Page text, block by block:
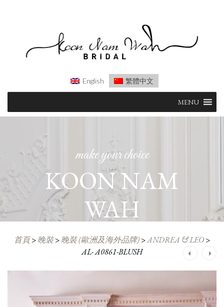
English 繁體中文
content
MENU
make your choice
KOON NAM
WAH
首頁>晚裝>晚裝 (歐洲及海外品牌)>ANDREA & LEO>
AL- A0861-BLUSH
navigation